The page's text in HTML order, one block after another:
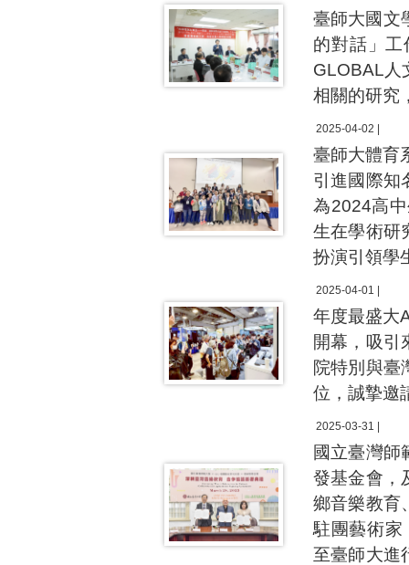
臺師大國文
的對話」
GLOBAL人
相關的研究
2025-04-02 |
臺師大體育
引進國際知
為2024高
生在學術研
扮演引領學
2025-04-01 |
年度最盛大
開幕，吸引
院特別與臺
位，誠摯邀
2025-03-31 |
國立臺灣師
發基金會，
鄉音樂教育
駐團藝術家
至臺師大進